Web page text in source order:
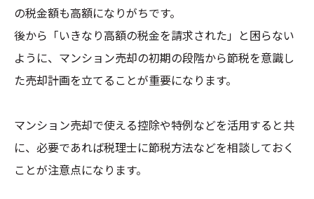
の税金額も高額になりがちです。
後から「いきなり高額の税金を請求された」と困らない
ように、マンション売却の初期の段階から節税を意識し
た売却計画を立てることが重要になります。
マンション売却で使える控除や特例などを活用すると共
に、必要であれば税理士に節税方法などを相談しておく
ことが注意点になります。